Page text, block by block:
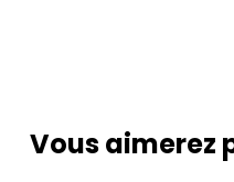
Vous aimerez